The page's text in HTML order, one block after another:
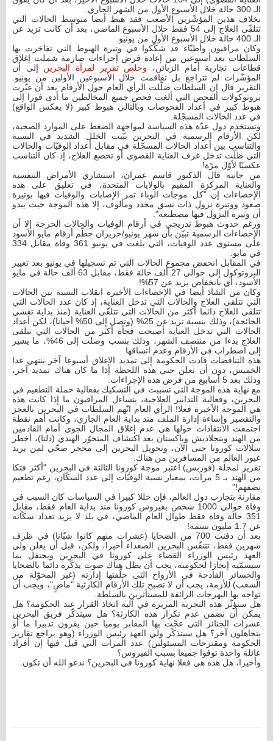
الـ 300 حالة خلال الأسبوع الأول من الشهر الجاري.
بخلاف هذين المؤشّرين الأصعب فقد هبط أيضا متوسط الحالات التي
تتلقّى العلاج إلى 54 فقط خلال الأسبوع الماضي، بعد أن كانت تزيد عن
الـ 400 حالة خلال الأسبوع الأول من يونيو.
وكان مراقبون وأطبّاء قد شكّكوا في وتيرة الهبوط التي تفاخرت بها
السلطات بعد أسبوعين من إعادة فرض إجراءات صارمة شملت إغلاق
قطاعات تجارية أمام الزبائن، وخلص تقرير لمرآة البحرين إلى أن
المؤشّرات لم تتراجع بل تفاقمت خلال الأسبوعين الأولين من يونيو.
التقرير قال إن السلطات ضلّلت الرأي العام حول الأرقام بعد أن غيّرت
بروتوكولات الفحص التي ألغت فحص جميع المخالطين ما أدى فورا إلى
هبوط كبير في أعداد الفحوصات وبالتالي هبوط كبير (لا يعكس الواقع)
في عدد الحالات المسجّلة.
وتستخدم دول عدّة هذه السياسة لمواجهة الضغط على الموارد الصحية،
لكن الأرقام الرسمية في البحرين بيّنت الخلل الشديد في النسبة
والتناسب بين أعداد الحالات المسجّلة في مقابل أعداد الوفيّات والحالات
التي ظلّت تدخل غرف العناية القصوى أو تخضع العلاج، إذ كان التناسب
عكسيّا لأوّل مرّة!
من جانبه قال الدكتور قاسم عمران، استشاري الأمراض التنفسية
والعناية المركزة المقيم بالولايات المتحدة، في تعليق على هذه
الإحصاءات إن "كل موجات الوباء تمر الإصابات والوفيات فيها بوتيرة
صعود ووتيرة نزول ذات نسق محدد ومألوف، إلا هذه الموجة حيث يبدو
أن وتيرة النزول فيها مصطنعة".
ورغم حدوث هبوط تدريجي في أرقام الوفيات والحالات الحرجة إلا أن
الإحصاءات الرسمية تبيّن بأن شهر يونيو/حزيران حطّم أرقام مايو الأسود
على مستوى عدد الوفيات، التي بلغت في يونيو 361 وفاة مقابل 334
في مايو.
في المقابل انخفض مجموع الحالات التي تم تسجيلها في يونيو بعد تغيير
البروتوكول إلى حوالي 27 ألف حالة فقط، مقابل 63 ألف حالة في مايو
الأسود، أي بانخفاض يزيد عن 57%!
وكان من الشاذ أيضا في الإحصاءات الأخيرة انقلاب النسبة بين الحالات
التي تتلقى العلاج والحالات التي تدخل العناية، إذ كان عدد الحالات التي
تتلقى العلاج دائما أكثر من الحالات التي تتلقّى العناية (منذ بداية تفشي
الجائحة)، وذلك بنسبة تزيد عن 25% (وتصل إلى 50% أحيانا)، لكن أعداد
الحالات التي تدخل العناية أصبحت فجأة أكثر من الحالات التي تتلقى
العلاج بدءا من منتصف الشهر، وذلك بنسب وصلت إلى 46%، ما يشير
إلى اضطراب في الأرقام وعدم اتساقها.
هذه التناقضات قادت الحكومة إلى تمديد الإغلاق أسبوعا آخر ينتهي غدا
الخميس، دون أن تعلن حتى هذه اللحظة إذا ما كان هناك تمديد آخر،
وذلك بعد 5 أسابيع من فرض هذه الإجراءات.
مع نهاية هذه الموجة التي تسببت في التشكيك بفعالية حملة التطعيم في
البحرين، وفعالية التدابير العلاجية، يتساءل المراقبون ما إذا كانت هذه
هي الموجة الأخيرة فعلا! الرأي العام اتّهم السلطات في البحرين بالعجز
والتقصير وإساءة إدارة الملف منذ بداية العام الجاري، وكانت أهم نقطة
اجتمعت الانتقادات حولها هي عدم إغلاق المجال الجوي أمام القادمين
من الهند وبنجلاديش وباكستان بعد اكتشاف المتحوّر الهندي (دلتا)، أخطر
سلالات كورونا حتى الآن، وتحويل البحرين إلى محجر صحّي لمن يريد
عبور العالم من المسافرين من هناك.
تقرير لمجلة (فوربس) اعتبر موجة كورونا الثالثة في البحرين "أكثر فتكا
من الهند بـ 5 مرات، بمعيار نسبة الوفيّات إلى عدد السكّان، رغم تطعيم
نصفهم!"
مقارنة بتجارب دول العالم، فإن خللا كبيرا في السياسات كان السبب في
وفاة حوالي 1000 شخص بفيروس كورونا منذ بداية العام فقط، مقابل
351 حالة وفاة فقط طوال العام الماضي، في بلد لا يزيد تعداد سكّانه
عن 1.7 مليون نسمة!
بعد أن دفنت 700 من الضحايا (عشرات منهم كانوا شبّانا) في ظرف
شهرين فقط، تتنفّس البحرين الصعداء أخيرا، ولكن، قبل أن يعلن ولي
العهد رئيس الوزراء القضاء على كورونا في البحرين ويحتفل بما
سيسمّيه إنجازا لحكومته، يجب أن يظل هناك صوت يذكّره دائما بالضحايا
والخسائر الفادحة في الأرواح التي خلّفتها إدارته (غير المخوّلة من
الشعب) للأزمة، يجب أن لا تصبح تلك الأرقام الكارثية "ماضٍ"، ويجب أن
تواجه بها البهرجات الزائفة للمستأثرين بالسلطة.
هل ستؤثّر هذه التجربة المريرة في آلية اتخاذ القرار عند الحكومة؟ هل
يمكن أن نضمن عدم تكرار هذه الكارثة؟ هل سيتذكّر فريق البحرين
عشرات الجنائز التي عجّت بها المقابر يوميا حين يقرون تدبيرا ما أو
يتجاهلون آخر؟ هل سيتذكّر ولي العهد رئيس الوزراء (وهو يراجع تقارير
الحكومة ومقترحات المسئولين) عدد المرات التي قيل فيها إن أفراد
عائلة واحدة توفوا جميعا بسبب الفيروس؟
وأخيرا، هل هذه هي فعلا نهاية كورونا في البحرين؟ ندعو الله أن تكون.